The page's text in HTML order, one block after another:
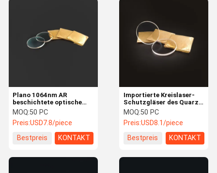
Importierte Kreislaser-
Schutzgläser des Quarz-
23.8*4.1mm
MOQ:50 PC
Preis:USD8.1/piece
Bestpreis
KONTAKT
Plano 1064nm AR
beschichtete optische
Linse 22.35*4mm Lasers
MOQ:50 PC
Preis:USD7.8/piece
Bestpreis
KONTAKT